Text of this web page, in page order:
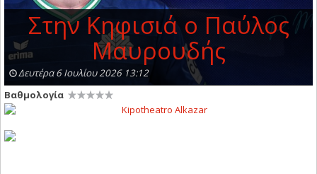
Στην Κηφισιά ο Παύλος
Μαυρουδής
Δευτέρα 6 Ιουλίου 2026 13:12
Βαθμολογία